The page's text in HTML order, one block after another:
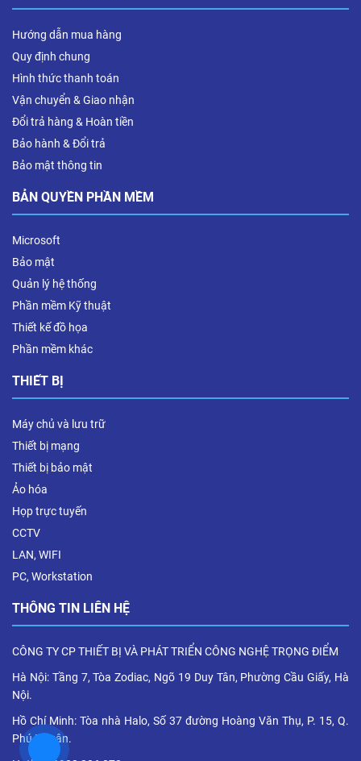
Hướng dẫn mua hàng
Quy định chung
Hình thức thanh toán
Vận chuyển & Giao nhận
Đổi trả hàng & Hoàn tiền
Bảo hành & Đổi trả
Bảo mật thông tin
BẢN QUYỀN PHẦN MỀM
Microsoft
Bảo mật
Quản lý hệ thống
Phần mềm Kỹ thuật
Thiết kế đồ họa
Phần mềm khác
THIẾT BỊ
Máy chủ và lưu trữ
Thiết bị mạng
Thiết bị bảo mật
Ảo hóa
Họp trực tuyến
CCTV
LAN, WIFI
PC, Workstation
THÔNG TIN LIÊN HỆ
CÔNG TY CP THIẾT BỊ VÀ PHÁT TRIỂN CÔNG NGHỆ TRỌNG ĐIỂM
Hà Nội: Tầng 7, Tòa Zodiac, Ngõ 19 Duy Tân, Phường Cầu Giấy, Hà
Nội.
Hồ Chí Minh: Tòa nhà Halo, Số 37 đường Hoàng Văn Thụ, P. 15, Q.
Phú Nhuận.